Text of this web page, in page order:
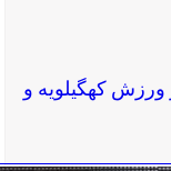
کهگیلویه و